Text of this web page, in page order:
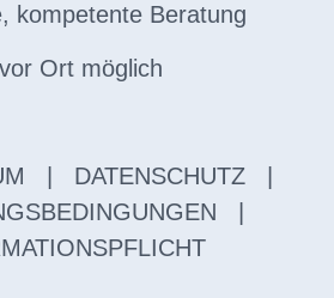
kompetente Beratung
Ort möglich
DATENSCHUTZ